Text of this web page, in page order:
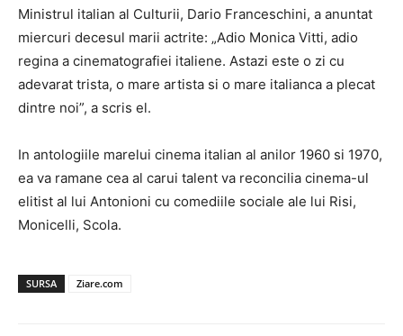
Ministrul italian al Culturii, Dario Franceschini, a anuntat
miercuri decesul marii actrite: „Adio Monica Vitti, adio
regina a cinematografiei italiene. Astazi este o zi cu
adevarat trista, o mare artista si o mare italianca a plecat
dintre noi”, a scris el.
In antologiile marelui cinema italian al anilor 1960 si 1970,
ea va ramane cea al carui talent va reconcilia cinema-ul
elitist al lui Antonioni cu comediile sociale ale lui Risi,
Monicelli, Scola.
SURSA Ziare.com